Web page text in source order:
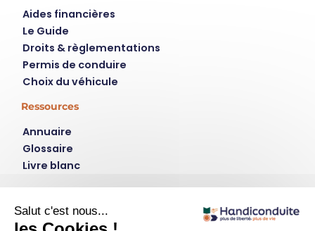
Aides financières
Le Guide
Droits & règlementations
Permis de conduire
Choix du véhicule
Ressources
Annuaire
Glossaire
Livre blanc
Instagram LinkedIn